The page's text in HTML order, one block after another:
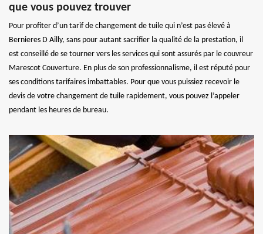
que vous pouvez trouver
Pour profiter d’un tarif de changement de tuile qui n’est pas élevé à
Bernieres D Ailly, sans pour autant sacrifier la qualité de la prestation, il
est conseillé de se tourner vers les services qui sont assurés par le couvreur
Marescot Couverture. En plus de son professionnalisme, il est réputé pour
ses conditions tarifaires imbattables. Pour que vous puissiez recevoir le
devis de votre changement de tuile rapidement, vous pouvez l’appeler
pendant les heures de bureau.